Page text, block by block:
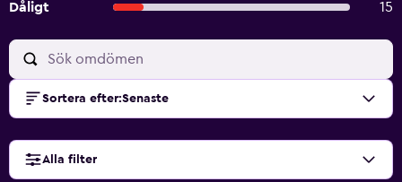
Dåligt
15
Sortera efter:Senaste
Alla filter